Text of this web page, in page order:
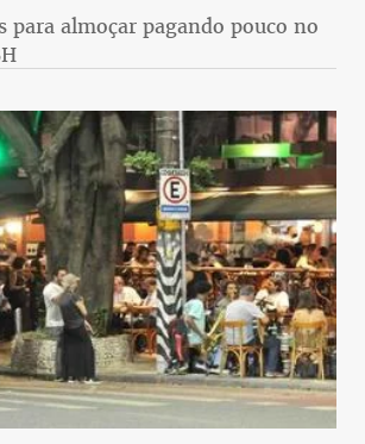
para almoçar pagando pouco no